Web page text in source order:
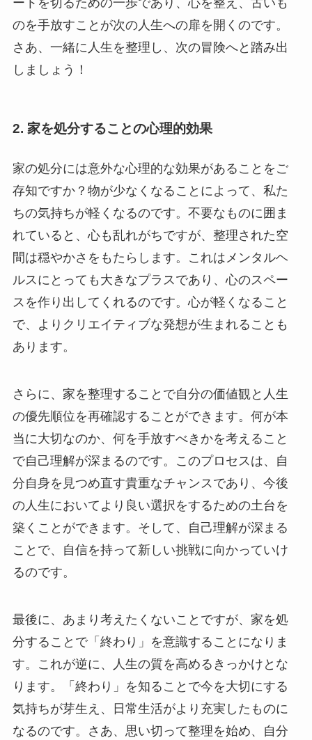
のを手放すことが次の人生への扉を開くのです。
さあ、一緒に人生を整理し、次の冒険へと踏み出
しましょう！
2. 家を処分することの心理的効果
家の処分には意外な心理的な効果があることをご
存知ですか？物が少なくなることによって、私た
ちの気持ちが軽くなるのです。不要なものに囲ま
れていると、心も乱れがちですが、整理された空
間は穏やかさをもたらします。これはメンタルヘ
ルスにとっても大きなプラスであり、心のスペー
スを作り出してくれるのです。心が軽くなること
で、よりクリエイティブな発想が生まれることも
あります。
さらに、家を整理することで自分の価値観と人生
の優先順位を再確認することができます。何が本
当に大切なのか、何を手放すべきかを考えること
で自己理解が深まるのです。このプロセスは、自
分自身を見つめ直す貴重なチャンスであり、今後
の人生においてより良い選択をするための土台を
築くことができます。そして、自己理解が深まる
ことで、自信を持って新しい挑戦に向かっていけ
るのです。
最後に、あまり考えたくないことですが、家を処
分することで「終わり」を意識することになりま
す。これが逆に、人生の質を高めるきっかけとな
ります。「終わり」を知ることで今を大切にする
気持ちが芽生え、日常生活がより充実したものに
なるのです。さあ、思い切って整理を始め、自分